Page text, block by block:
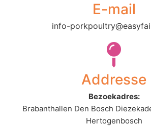
E-mail
info-
Addresse
Bezoekadres:
Brabanthallen Den Bosch
Hertogenbosch